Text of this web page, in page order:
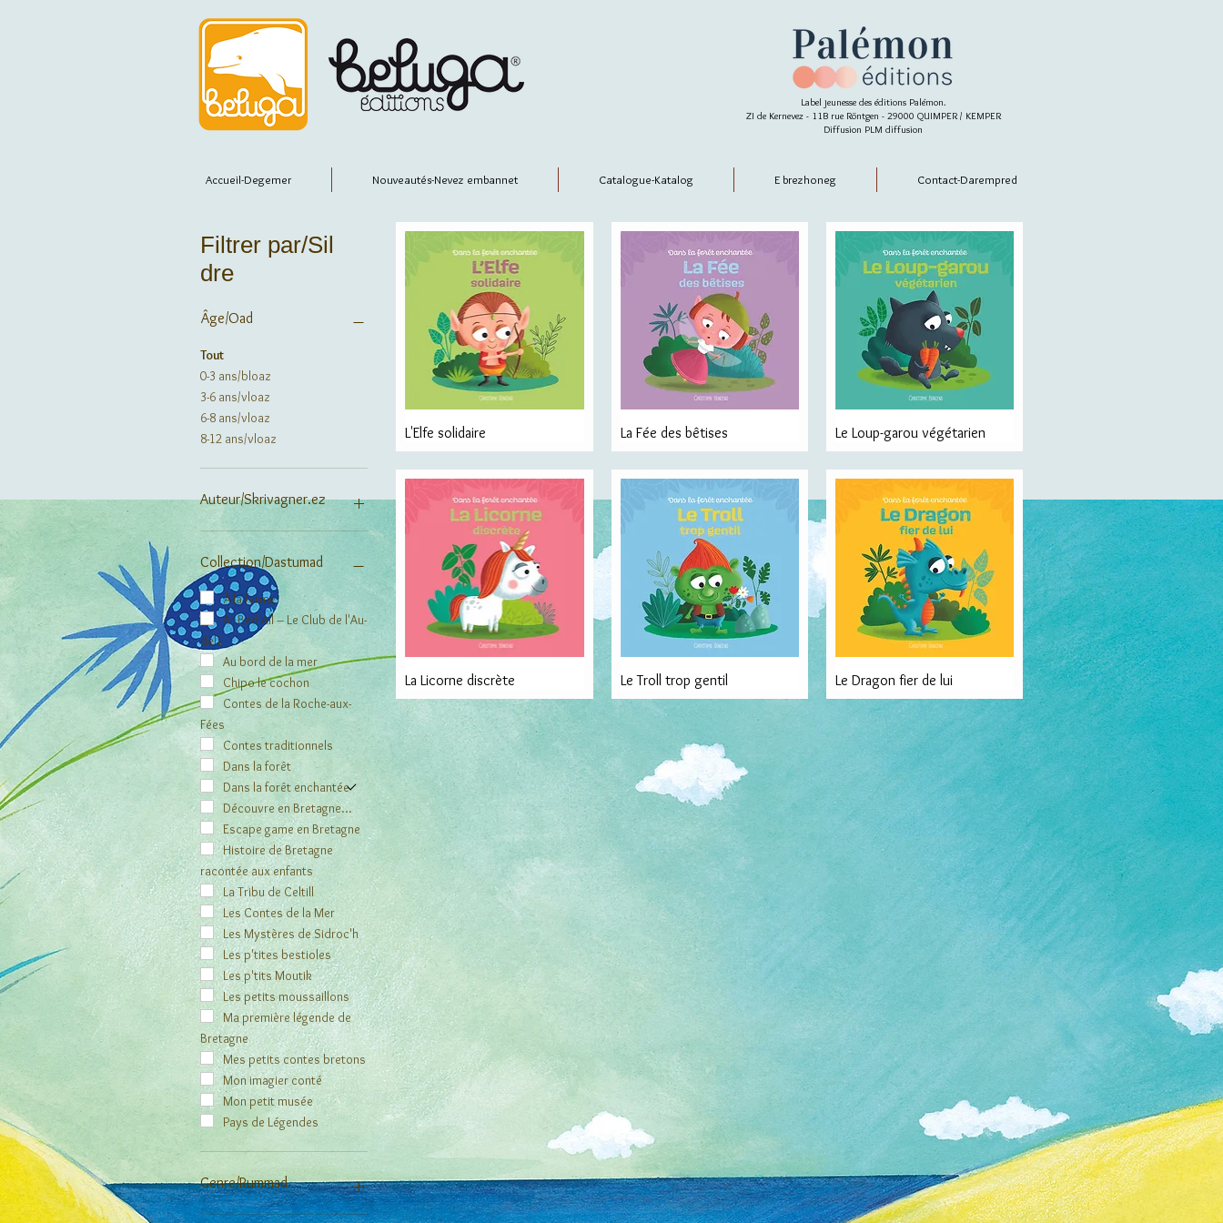
Label jeunesse des éditions Palémon.
ZI de Kernevez - 11B rue Röntgen - 29000 QUIMPER / KEMPER
Diffusion PLM diffusion
Filtrer par/Sil
dre
Âge/Oad
Tout
0-3 ans/bloaz
3-6 ans/vloaz
6-8 ans/vloaz
8-12 ans/vloaz
Auteur/Skrivagner.ez
Claire Bajen-Castells
Prisca Baverey
Manon Beaumont
Drian Bernier
Christophe Boncens
Myrzinn Boucher-Durand
Corinne Boutry
Régis Bradol
Julien Bringer-Deik
Evelyne Brisou-Pellen
Dominique Bussonnais
Fanny Cheval
Christine Corniolo-Baillot
Gwenael Dage
Jean-Marc Derouen
Stéphanie Flateau-Berneuil
Mélanie Fuentes
Virginie Grosos
Xavier Husson
Régine Joséphine
Fañch Juteau
Goulc'han Kervella
Orianne Lallemand
Céline Lamour-Crochet
Adrien Le Coz
Christelle Le Dantec
Odile Le Goïc-Le Guyader
Pierre Lehoulier
Elen Lescoat
Mouk
Philippe Munch
Collection/Dastumad
À la ferme
Ar Bed All – Le Club de l'Au-
delà
Au bord de la mer
Chipo le cochon
Contes de la Roche-aux-
Fées
Contes traditionnels
Dans la forêt
Dans la forêt enchantée
Découvre en Bretagne…
Escape game en Bretagne
Histoire de Bretagne
racontée aux enfants
La Tribu de Celtill
Les Contes de la Mer
Les Mystères de Sidroc'h
Les p'tites bestioles
Les p'tits Moutik
Les petits moussaillons
Ma première légende de
Bretagne
Mes petits contes bretons
Mon imagier conté
Mon petit musée
Pays de Légendes
Genre/Rummad
Éveil / Divorfilañ
L'Elfe solidaire La Fée des bêtises Le Loup-garou végétarien
La Licorne discrète Le Troll trop gentil Le Dragon fier de lui
Accueil-Degemer Nouveautés-Nevez embannet Catalogue-Katalog E brezhoneg Contact-Darempred